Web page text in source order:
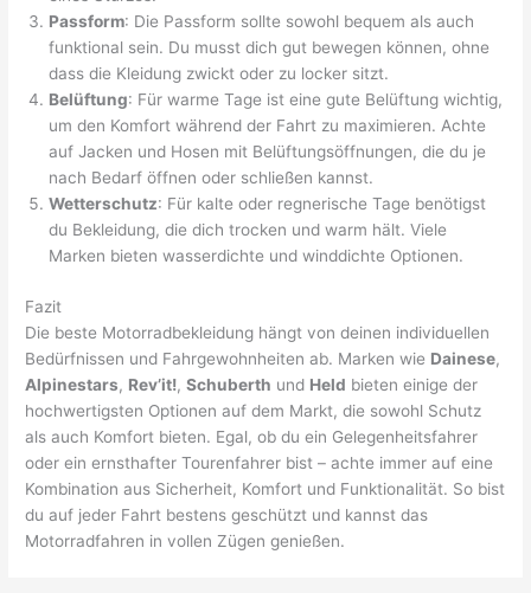
Passform: Die Passform sollte sowohl bequem als auch
funktional sein. Du musst dich gut bewegen können, ohne
dass die Kleidung zwickt oder zu locker sitzt.
Belüftung: Für warme Tage ist eine gute Belüftung wichtig,
um den Komfort während der Fahrt zu maximieren. Achte
auf Jacken und Hosen mit Belüftungsöffnungen, die du je
nach Bedarf öffnen oder schließen kannst.
Wetterschutz: Für kalte oder regnerische Tage benötigst
du Bekleidung, die dich trocken und warm hält. Viele
Marken bieten wasserdichte und winddichte Optionen.
Fazit
Die beste Motorradbekleidung hängt von deinen individuellen
Bedürfnissen und Fahrgewohnheiten ab. Marken wie Dainese,
Alpinestars, Rev’it!,Schuberth und Held bieten einige der
hochwertigsten Optionen auf dem Markt, die sowohl Schutz
als auch Komfort bieten. Egal, ob du ein Gelegenheitsfahrer
oder ein ernsthafter Tourenfahrer bist – achte immer auf eine
Kombination aus Sicherheit, Komfort und Funktionalität. So bist
du auf jeder Fahrt bestens geschützt und kannst das
Motorradfahren in vollen Zügen genießen.